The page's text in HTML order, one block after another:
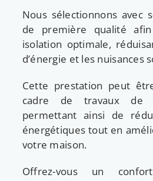
Nous sélectionnons avec
de première qualité
isolation optimale,
d’énergie et les nuisances
Cette prestation peut
cadre de travaux de
permettant ainsi de
énergétiques tout en
votre maison.
Offrez-vous un